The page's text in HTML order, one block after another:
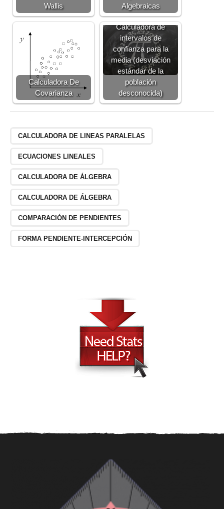
Wallis
Algebraicas
Calculadora De
Covarianza
Calculadora de
intervalos de
confianza para la
media (desviación
estándar de la
población
desconocida)
CALCULADORA DE LINEAS PARALELAS
ECUACIONES LINEALES
CALCULADORA DE ÁLGEBRA
CALCULADORA DE ÁLGEBRA
COMPARACIÓN DE PENDIENTES
FORMA PENDIENTE-INTERCEPCIÓN